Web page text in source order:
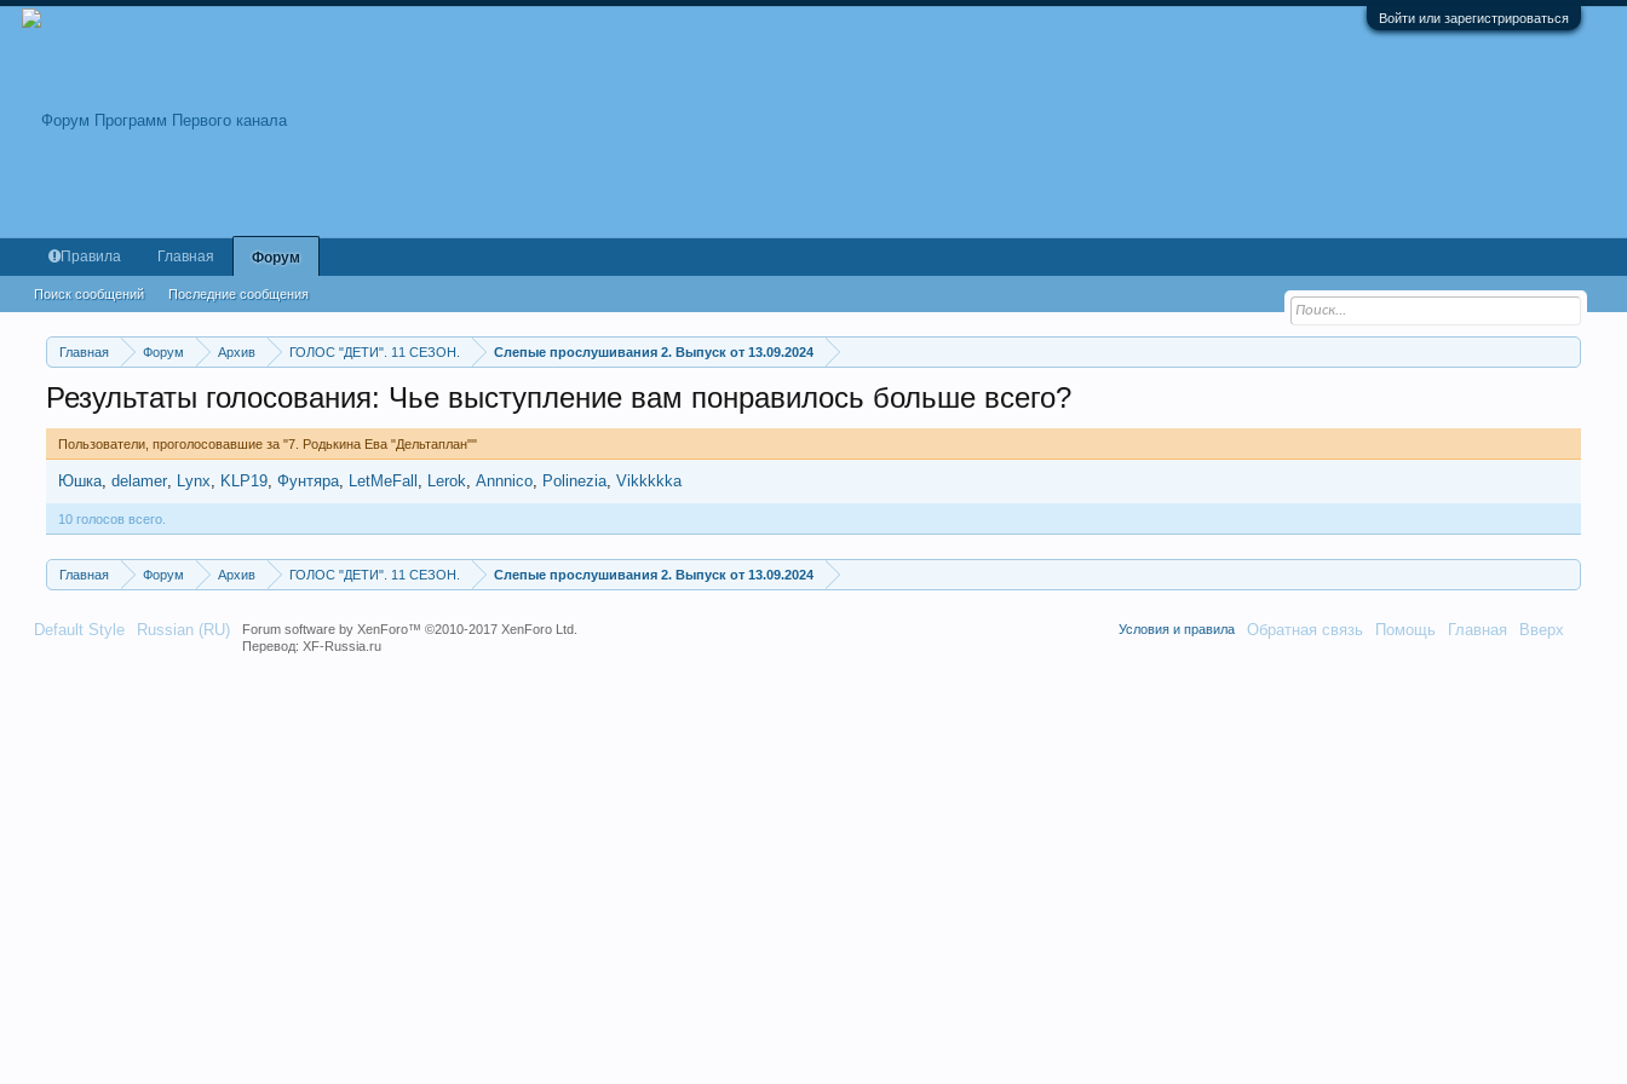
Войти или зарегистрироваться
Главная Форум Архив ГОЛОС "ДЕТИ". 11 СЕЗОН. Слепые прослушивания 2. Выпуск от 13.09.2024
Результаты голосования: Чье выступление вам понравилось больше всего?
Пользователи, проголосовавшие за "7. Родькина Ева "Дельтаплан""
Юшка delamer Lynx KLP19 Фунтяра LetMeFall Lerok Annnico Polinezia Vikkkkka
10 голосов всего.
Главная Форум Архив ГОЛОС "ДЕТИ". 11 СЕЗОН. Слепые прослушивания 2. Выпуск от 13.09.2024
Правила Главная Форум
Поиск сообщений Последние сообщения
Default Style Russian (RU) Обратная связь Помощь Главная Вверх
Условия и правила
Forum software by XenForo™©2010-2017 XenForo Ltd.
Перевод:XF-Russia.ru